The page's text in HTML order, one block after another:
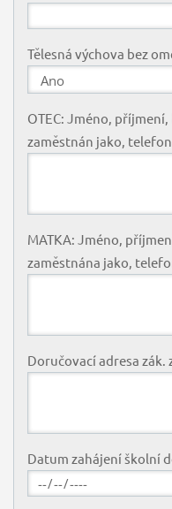
Tělesná výchova bez
OTEC: Jméno,
MATKA: Jméno,
Doručovací adresa zák.
Datum zahájení školní